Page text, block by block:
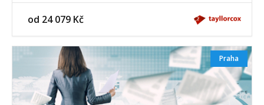
od 24 079 Kč
Praha